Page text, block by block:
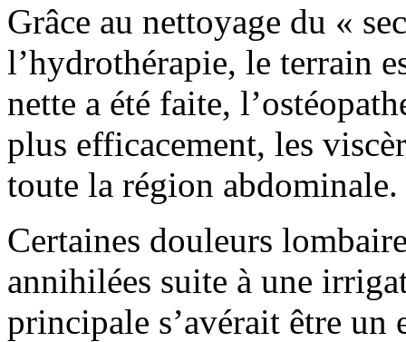
Grâce au nettoyage du «
l’hydrothérapie, le terrain
nette a été faite,
plus efficacement, les
toute la région abdominale.
Certaines douleurs
annihilées suite à une
principale s’avérait être